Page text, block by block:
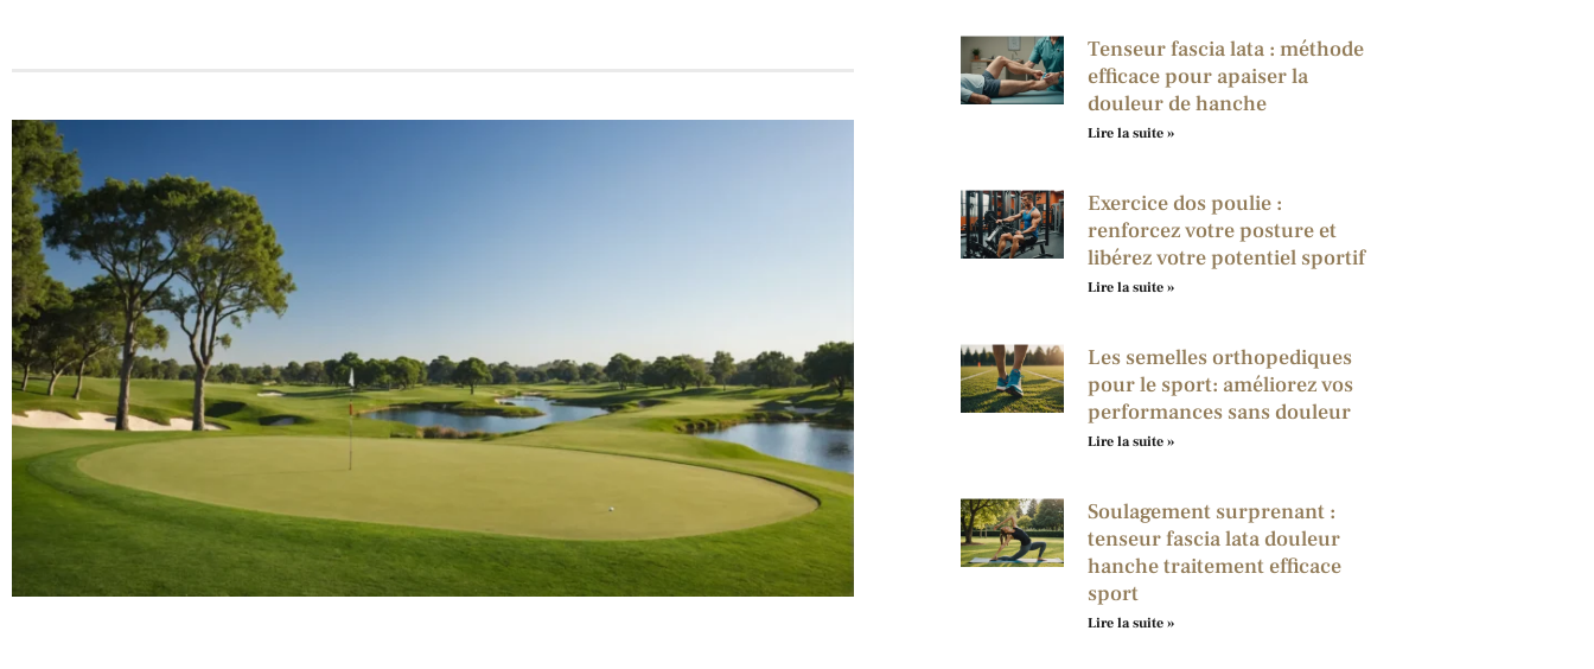
Tenseur fascia lata : méthode
efficace pour apaiser la
douleur de hanche
Lire la suite »
Exercice dos poulie :
renforcez votre posture et
libérez votre potentiel sportif
Lire la suite »
Les semelles orthopediques
pour le sport: améliorez vos
performances sans douleur
Lire la suite »
Soulagement surprenant :
tenseur fascia lata douleur
hanche traitement efficace
sport
Lire la suite »